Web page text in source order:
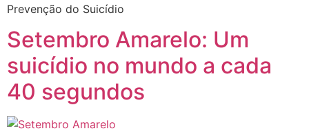
Prevenção do Suicídio
Setembro Amarelo: Um
suicídio no mundo a cada
40 segundos